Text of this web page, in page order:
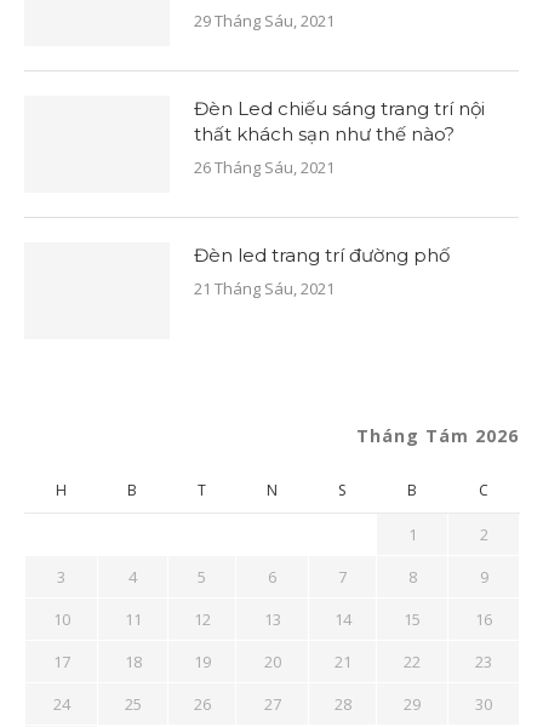
29 Tháng Sáu, 2021
Đèn Led chiếu sáng trang trí nội
thất khách sạn như thế nào?
26 Tháng Sáu, 2021
Đèn led trang trí đường phố
21 Tháng Sáu, 2021
Tháng Tám 2026
H B T N S B C
1
2
3
4 5 6 7 8
9
10
11 12 13 14 15
16
17
18 19 20 21 22
23
24
25 26 27 28 29
30